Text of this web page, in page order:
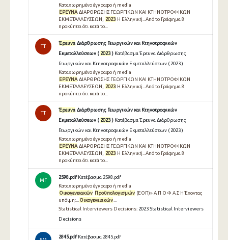
Καταχωρημένο έγγραφο ή media
ΕΡΕΥΝΑΔΙΑΡΘΡΩΣΗΣ ΓΕΩΡΓΙΚΩΝ ΚΑΙ ΚΤΗΝΟΤΡΟΦΙΚΩΝ
ΕΚΜΕΤΑΛΛΕΥΣΕΩΝ, 2023Η Ελληνική...Από το Γράφημα 8
προκύπτει ότι κατά το...
TT
Έρευνα Διάρθρωσης Γεωργικών και Κτηνοτροφικών
Εκμεταλλεύσεων ( 2023) Κατέβασμα Έρευνα Διάρθρωσης
Γεωργικών και Κτηνοτροφικών Εκμεταλλεύσεων ( 2023 )
Καταχωρημένο έγγραφο ή media
ΕΡΕΥΝΑΔΙΑΡΘΡΩΣΗΣ ΓΕΩΡΓΙΚΩΝ ΚΑΙ ΚΤΗΝΟΤΡΟΦΙΚΩΝ
ΕΚΜΕΤΑΛΛΕΥΣΕΩΝ,
2023Η Ελληνική...Από το Γράφημα 8
προκύπτει ότι κατά το...
TT
Έρευνα Διάρθρωσης Γεωργικών και Κτηνοτροφικών
Εκμεταλλεύσεων ( 2023) Κατέβασμα Έρευνα Διάρθρωσης
Γεωργικών και Κτηνοτροφικών Εκμεταλλεύσεων ( 2023 )
Καταχωρημένο έγγραφο ή media
ΕΡΕΥΝΑΔΙΑΡΘΡΩΣΗΣ ΓΕΩΡΓΙΚΩΝ ΚΑΙ ΚΤΗΝΟΤΡΟΦΙΚΩΝ
ΕΚΜΕΤΑΛΛΕΥΣΕΩΝ, 2023Η Ελληνική...Από το Γράφημα 8
προκύπτει ότι κατά το...
ΜΓ
2598.pdf Κατέβασμα 2598.pdf
Καταχωρημένο έγγραφο ή media
Οικογενειακών Προϋπολογισμών (ΕΟΠ)» Α Π Ο Φ Α Σ Η Έχοντας
υπόψη:...
Οικογενειακών
Statistical Interviewers Decisions: 2023 Statistical Interviewers
Decisions
2845.pdf Κατέβασμα 2845.pdf